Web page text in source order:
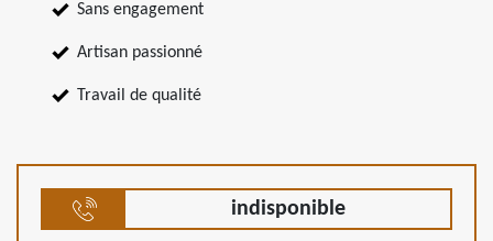
Sans engagement
Artisan passionné
Travail de qualité
indisponible